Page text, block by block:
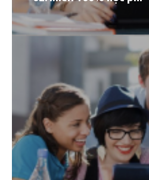
02
Vì sao đối tượng đó nên đi
những lý do vì sao nhóm đối
trình nên lựa chọn đi du
đem lại, ý nghĩa của du học
giáo dục chất lượng cao Cơ